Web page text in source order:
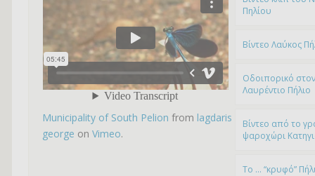
Municipality of South Pelion from lagdaris
george on Vimeo.
Πηλίου
Βίντεο Λαύκος
Οδοιπορικό
Λαυρέντιο Πήλιο
Βίντεο από το
ψαροχώρι
To … “κρυφό”